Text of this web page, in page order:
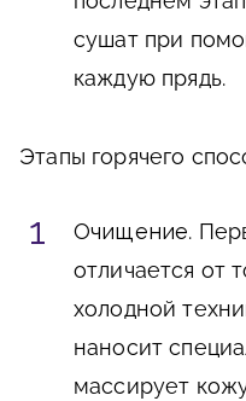
сушат при
каждую прядь.
Этапы горячего
Очищение.
отличается от
холодной
наносит
массирует